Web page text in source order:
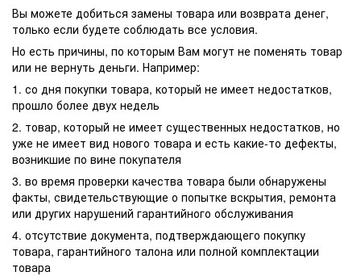
Вы можете добиться замены товара или возврата денег,
только если будете соблюдать все условия.
Но есть причины, по которым Вам могут не поменять товар
или не вернуть деньги. Например:
1. со дня покупки товара, который не имеет недостатков,
прошло более двух недель
2. товар, который не имеет существенных недостатков, но
уже не имеет вид нового товара и есть какие-то дефекты,
возникшие по вине покупателя
3. во время проверки качества товара были обнаружены
факты, свидетельствующие о попытке вскрытия, ремонта
или других нарушений гарантийного обслуживания
4. отсутствие документа, подтверждающего покупку
товара, гарантийного талона или полной комплектации
товара